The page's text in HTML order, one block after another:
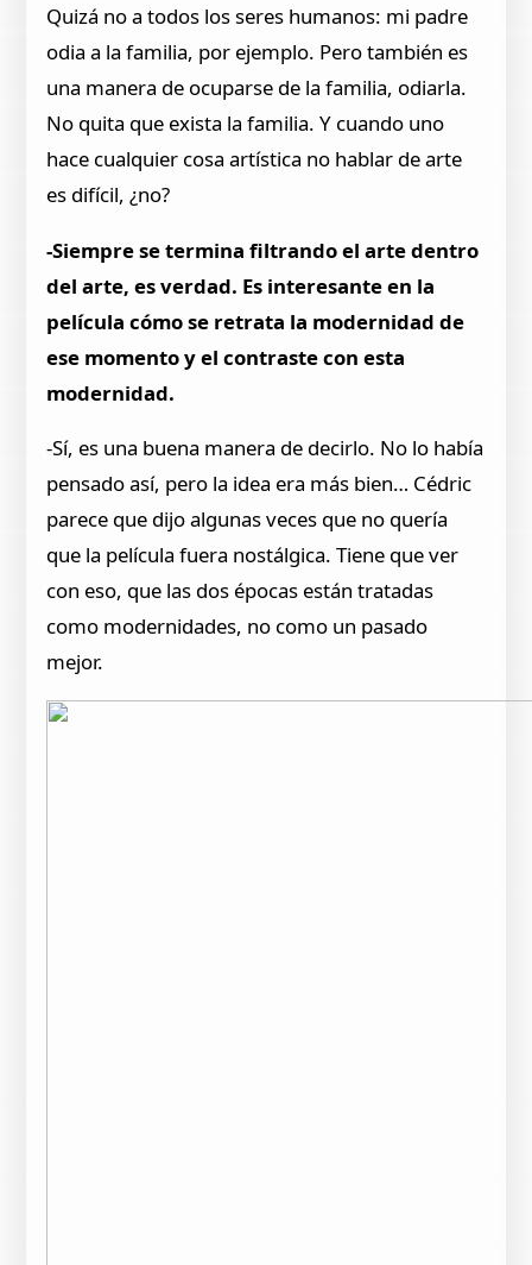
Quizá no a todos los seres humanos: mi padre
odia a la familia, por ejemplo. Pero también es
una manera de ocuparse de la familia, odiarla.
No quita que exista la familia. Y cuando uno
hace cualquier cosa artística no hablar de arte
es difícil, ¿no?
-Siempre se termina filtrando el arte dentro
del arte, es verdad. Es interesante en la
película cómo se retrata la modernidad de
ese momento y el contraste con esta
modernidad.
-Sí, es una buena manera de decirlo. No lo había
pensado así, pero la idea era más bien… Cédric
parece que dijo algunas veces que no quería
que la película fuera nostálgica. Tiene que ver
con eso, que las dos épocas están tratadas
como modernidades, no como un pasado
mejor.